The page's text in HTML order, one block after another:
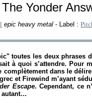
Yonder
epic heavy metal - Label :
toutes les deux phrases
à quoi s’attendre. Pour
dans le
et Firewind m’ayant
Escape. Cependant, ce
autant…